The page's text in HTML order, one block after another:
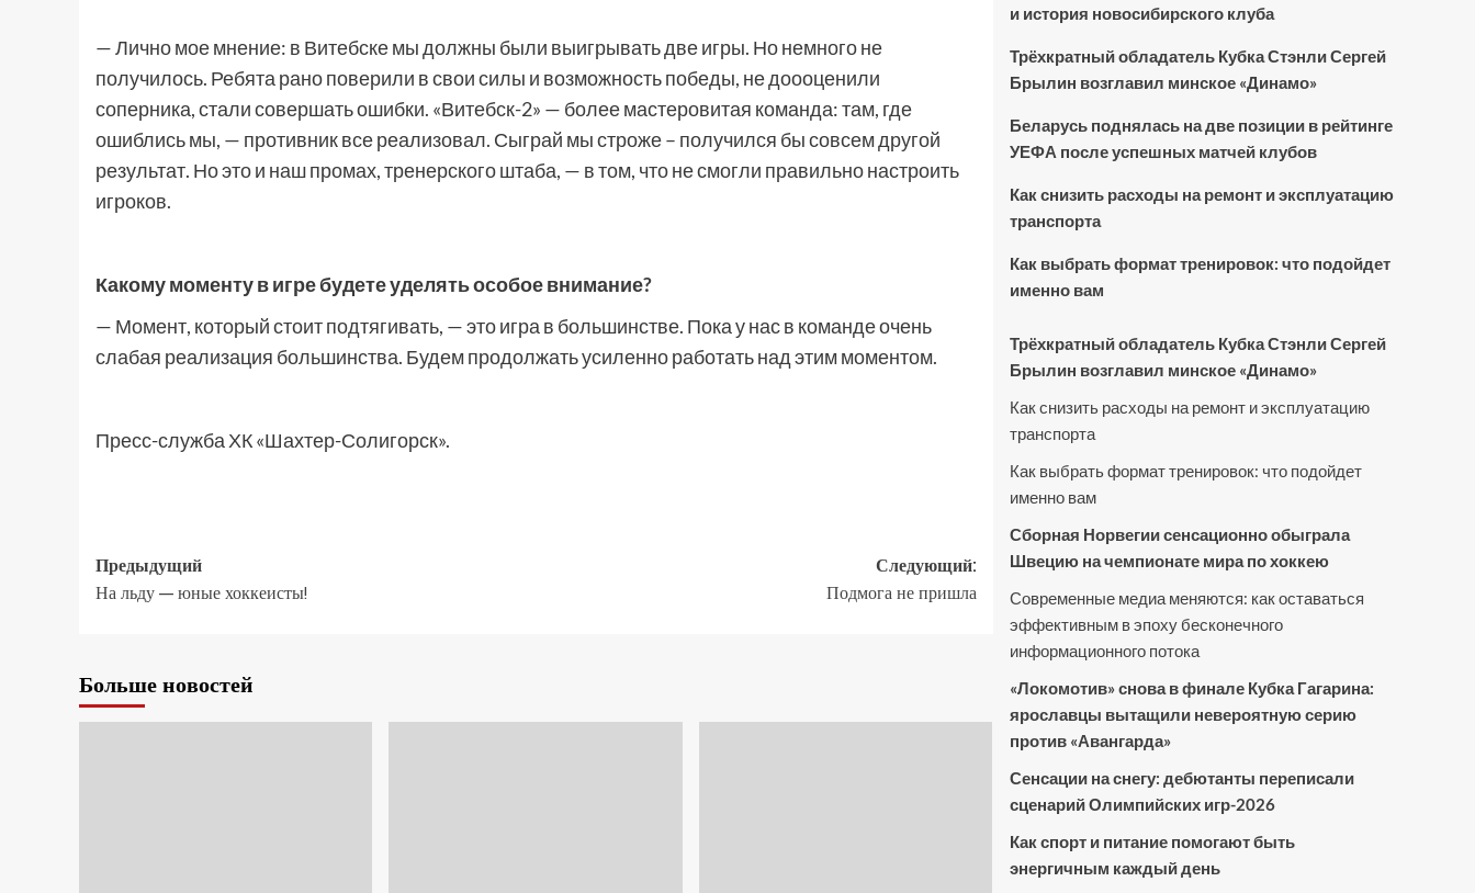
— Лично мое мнение: в Витебске мы должны были выигрывать две игры. Но немного не
получилось. Ребята рано поверили в свои силы и возможность победы, не доооценили
соперника, стали совершать ошибки. «Витебск-2» — более мастеровитая команда: там, где
ошиблись мы, — противник все реализовал. Сыграй мы строже – получился бы совсем другой
результат. Но это и наш промах, тренерского штаба, — в том, что не смогли правильно настроить
игроков.
Какому моменту в игре будете уделять особое внимание?
— Момент, который стоит подтягивать, — это игра в большинстве. Пока у нас в команде очень
слабая реализация большинства. Будем продолжать усиленно работать над этим моментом.
Пресс-служба ХК «Шахтер-Солигорск».
Предыдущий
На льду — юные хоккеисты!
Следующий:
Подмога не пришла
Больше новостей
и история новосибирского клуба
Трёхкратный обладатель Кубка Стэнли Сергей
Брылин возглавил минское «Динамо»
Беларусь поднялась на две позиции в рейтинге
УЕФА после успешных матчей клубов
Как снизить расходы на ремонт и эксплуатацию
транспорта
Как выбрать формат тренировок: что подойдет
именно вам
Трёхкратный обладатель Кубка Стэнли Сергей
Брылин возглавил минское «Динамо»
Как снизить расходы на ремонт и эксплуатацию
транспорта
Как выбрать формат тренировок: что подойдет
именно вам
Сборная Норвегии сенсационно обыграла
Швецию на чемпионате мира по хоккею
Современные медиа меняются: как оставаться
эффективным в эпоху бесконечного
информационного потока
«Локомотив» снова в финале Кубка Гагарина:
ярославцы вытащили невероятную серию
против «Авангарда»
Сенсации на снегу: дебютанты переписали
сценарий Олимпийских игр-2026
Как спорт и питание помогают быть
энергичным каждый день